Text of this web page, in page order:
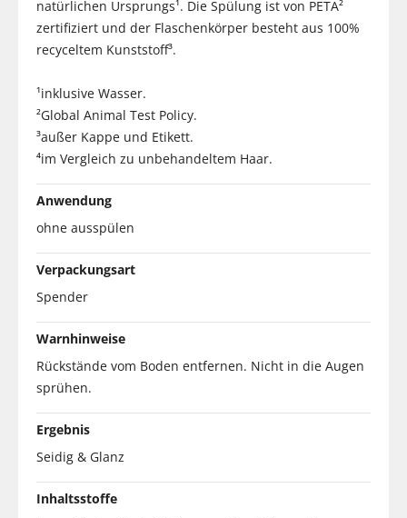
natürlichen Ursprungs¹. Die Spülung ist von PETA²
zertifiziert und der Flaschenkörper besteht aus 100%
recyceltem Kunststoff³.
¹inklusive Wasser.
²Global Animal Test Policy.
³außer Kappe und Etikett.
⁴im Vergleich zu unbehandeltem Haar.
Anwendung
ohne ausspülen
Verpackungsart
Spender
Warnhinweise
Rückstände vom Boden entfernen. Nicht in die Augen
sprühen.
Ergebnis
Seidig & Glanz
Inhaltsstoffe